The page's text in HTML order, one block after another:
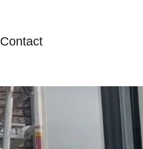
Contact